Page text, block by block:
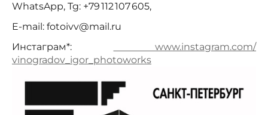
WhatsApp, Tg: +79 112 107 605,
E-mail: fotoivv@mail.ru
Инстаграм*:
www.instagram.com/
vinogradov_igor_photoworks